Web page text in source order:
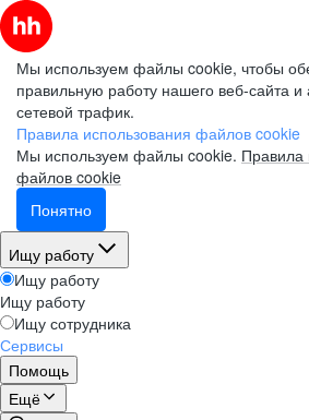
Мы используем файлы cookie, чтобы
правильную работу нашего веб-сайта и
сетевой трафик.
Правила использования файлов cookie
Мы используем файлы cookie. Правила
файлов cookie
Понятно
Ищу работу
Ищу работу
Ищу работу
Ищу сотрудника
Сервисы
Помощь
Ещё